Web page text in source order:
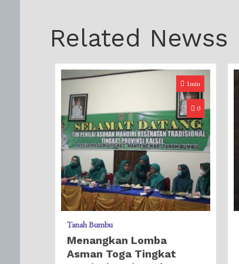
Related Newss
1min
0
Tanah Bumbu
Menangkan Lomba
Asman Toga Tingkat